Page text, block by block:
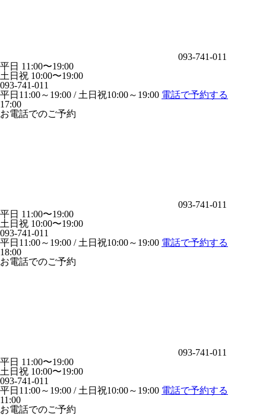
093-741-011
平日 11:00〜19:00
土日祝 10:00〜19:00
093-741-011
平日11:00～19:00 / 土日祝10:00～19:00 電話で予約する
17:00
お電話でのご予約
093-741-011
平日 11:00〜19:00
土日祝 10:00〜19:00
093-741-011
平日11:00～19:00 / 土日祝10:00～19:00 電話で予約する
18:00
お電話でのご予約
093-741-011
平日 11:00〜19:00
土日祝 10:00〜19:00
093-741-011
平日11:00～19:00 / 土日祝10:00～19:00 電話で予約する
11:00
お電話でのご予約